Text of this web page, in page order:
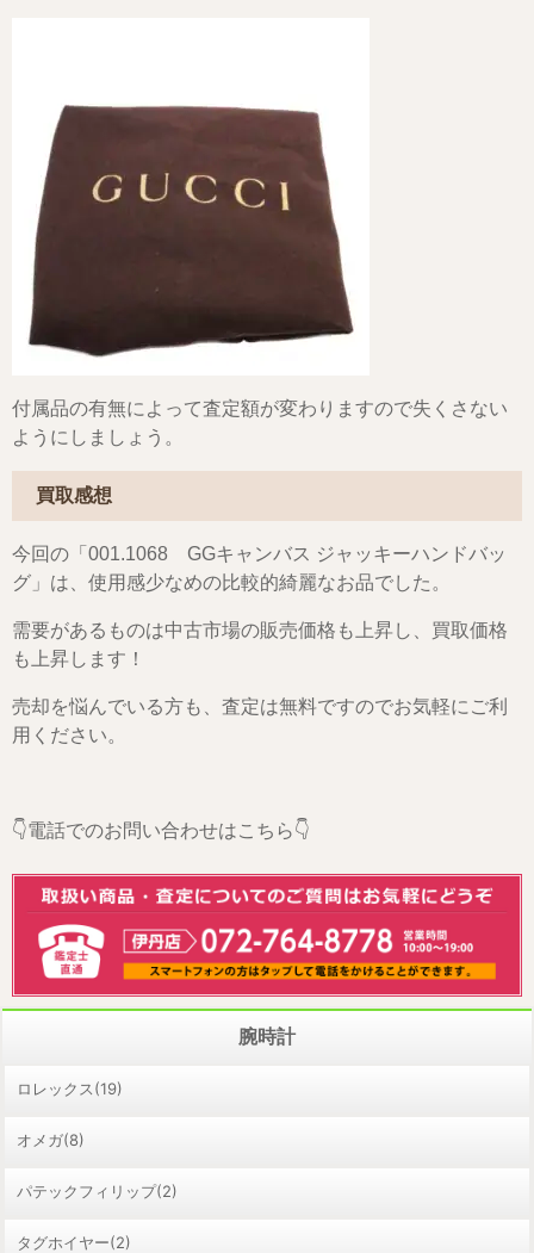
付属品の有無によって査定額が変わりますので失くさない
ようにしましょう。
買取感想
今回の「001.1068 GGキャンバス ジャッキーハンドバッ
グ」は、使用感少なめの比較的綺麗なお品でした。
需要があるものは中古市場の販売価格も上昇し、買取価格
も上昇します！
売却を悩んでいる方も、査定は無料ですのでお気軽にご利
用ください。
👇電話でのお問い合わせはこちら👇
腕時計
ロレックス(19)
オメガ(8)
パテックフィリップ(2)
タグホイヤー(2)